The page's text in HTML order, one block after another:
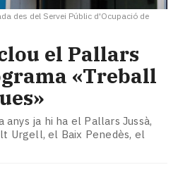
des del Servei Públic d'Ocupació de
el Pallars
«Treball
anys ja hi ha el Pallars Jussà,
Urgell, el Baix Penedès, el